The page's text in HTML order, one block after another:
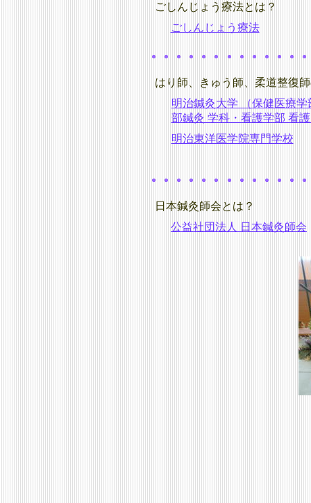
ごしんじょう療法とは？
ごしんじょう療法
はり師、きゅう師、柔道整復
明治鍼灸大学 （保健医療
部鍼灸 学科・看護学部 看
明治東洋医学院専門学校
日本鍼灸師会とは？
公益社団法人 日本鍼灸師会